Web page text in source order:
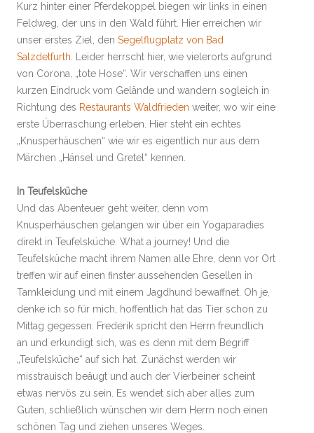
Kurz hinter einer Pferdekoppel biegen wir links in einen
Feldweg, der uns in den Wald führt. Hier erreichen wir
unser erstes Ziel, den Segelflugplatz von Bad
Salzdetfurth . Leider herrscht hier, wie vielerorts aufgrund
von Corona, „tote Hose“. Wir verschaffen uns einen
kurzen Eindruck vom Gelände und wandern sogleich in
Richtung des Restaurants Waldfrieden weiter, wo wir eine
erste Überraschung erleben. Hier steht ein echtes
„Knusperhäuschen“ wie wir es eigentlich nur aus dem
Märchen „Hänsel und Gretel“ kennen.
In Teufelsküche
Und das Abenteuer geht weiter, denn vom
Knusperhäuschen gelangen wir über ein Yogaparadies
direkt in Teufelsküche. What a journey! Und die
Teufelsküche macht ihrem Namen alle Ehre, denn vor Ort
treffen wir auf einen finster aussehenden Gesellen in
Tarnkleidung und mit einem Jagdhund bewaffnet. Oh je,
denke ich so für mich, hoffentlich hat das Tier schon zu
Mittag gegessen. Frederik spricht den Herrn freundlich
an und erkundigt sich, was es denn mit dem Begriff
„Teufelsküche“ auf sich hat. Zunächst werden wir
misstrauisch beäugt und auch der Vierbeiner scheint
etwas nervös zu sein. Es wendet sich aber alles zum
Guten, schließlich wünschen wir dem Herrn noch einen
schönen Tag und ziehen unseres Weges.